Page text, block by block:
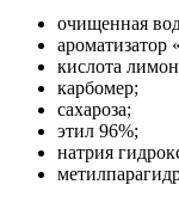
очищенная
ароматизатор
кислота
карбомер;
сахароза;
этил 96%;
натрия